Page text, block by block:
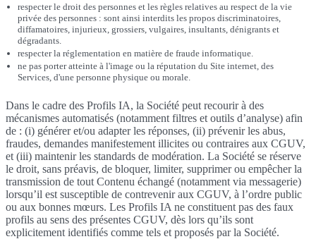
respecter le droit des personnes et les règles relatives au respect de la vie
privée des personnes : sont ainsi interdits les propos discriminatoires,
diffamatoires, injurieux, grossiers, vulgaires, insultants, dénigrants et
dégradants.
respecter la réglementation en matière de fraude informatique.
ne pas porter atteinte à l'image ou la réputation du Site internet, des
Services, d'une personne physique ou morale.
Dans le cadre des Profils IA, la Société peut recourir à des
mécanismes automatisés (notamment filtres et outils d’analyse) afin
de : (i) générer et/ou adapter les réponses, (ii) prévenir les abus,
fraudes, demandes manifestement illicites ou contraires aux CGUV,
et (iii) maintenir les standards de modération. La Société se réserve
le droit, sans préavis, de bloquer, limiter, supprimer ou empêcher la
transmission de tout Contenu échangé (notamment via messagerie)
lorsqu’il est susceptible de contrevenir aux CGUV, à l’ordre public
ou aux bonnes mœurs. Les Profils IA ne constituent pas des faux
profils au sens des présentes CGUV, dès lors qu’ils sont
explicitement identifiés comme tels et proposés par la Société.